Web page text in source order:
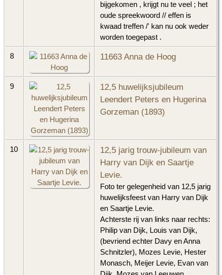
bijgekomen , krijgt nu te veel ; het
oude spreekwoord // effen is
kwaad treffen /' kan nu ook weder
worden toegepast .
8 11663 Anna de Hoog
9
12,5 huwelijksjubileum
Leendert Peters en Hugerina
Gorzeman (1893)
10
12,5 jarig trouw-jubileum van
Harry van Dijk en Saartje
Levie.
Foto ter gelegenheid van 12,5 jarig
huwelijksfeest van Harry van Dijk
en Saartje Levie.
Achterste rij van links naar rechts:
Philip van Dijk, Louis van Dijk,
(bevriend echter Davy en Anna
Schnitzler), Mozes Levie, Hester
Monasch, Meijer Levie, Evan van